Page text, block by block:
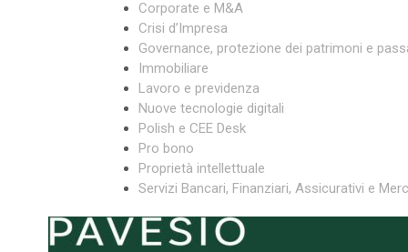
Corporate e M&A
Crisi d’Impresa
Governance, protezione dei patrimoni e
Immobiliare
Lavoro e previdenza
Nuove tecnologie digitali
Polish e CEE Desk
Pro bono
Proprietà intellettuale
Servizi Bancari, Finanziari, Assicurativi e